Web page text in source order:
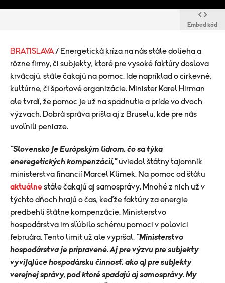
Embed kód
BRATISLAVA / Energetická kríza na nás stále dolieha a
rôzne firmy, či subjekty, ktoré pre vysoké faktúry doslova
krvácajú, stále čakajú na pomoc. Ide napríklad o cirkevné,
kultúrne, či športové organizácie. Minister Karel Hirman
ale tvrdí, že pomoc je už na spadnutie a príde vo dvoch
výzvach. Dobrá správa prišla aj z Bruselu, kde pre nás
uvoľnili peniaze.
"Slovensko je Európským lídrom, čo sa týka
eneregetických kompenzácií,"uviedol štátny tajomník
ministerstva financií Marcel Klimek. Na pomoc od štátu
aktuálnestále čakajú aj samosprávy. Mnohé z nich už v
týchto dňoch hrajú o čas, keďže faktúry za energie
predbehli štátne kompenzácie. Ministerstvo
hospodárstva im sľúbilo schému pomoci v polovici
februára. Tento limit už ale vypršal. "Ministerstvo
hospodárstva je pripravené. Aj pre výzvu pre subjekty
vyvíjajúce hospodársku činnosť, ako aj pre subjekty
verejnej správy, pod ktoré spadajú aj samosprávy. My